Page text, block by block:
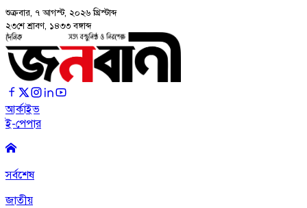
শুক্রবার, ৭ আগস্ট, ২০২৬ খ্রিস্টাব্দ
২৩শে শ্রাবণ, ১৪৩৩ বঙ্গাব্দ
আর্কাইভ
ই-পেপার
সর্বশেষ
জাতীয়